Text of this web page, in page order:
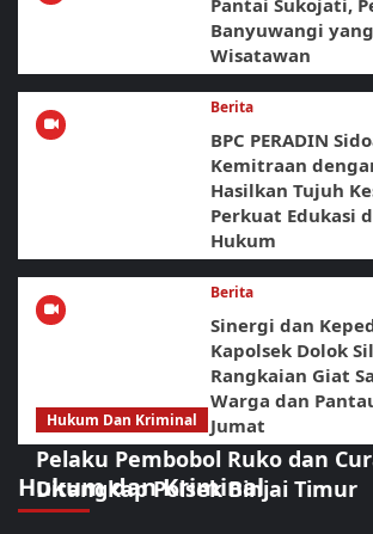
Banyuwangi
Wisatawan
Berita
BPC PERADIN
Kemitraan
Hasilkan Tujuh
Perkuat Edukasi
Hukum
Berita
Sinergi dan
Kapolsek Dolok
Rangkaian Giat
Warga dan
Jumat
Hukum dan Kriminal
Hukum Dan Kriminal
Pelaku Pembobol Ruko dan
Ditangkap Polsek Binjai Timur